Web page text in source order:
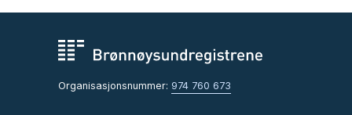
Organisasjonsnummer: 974 760 673